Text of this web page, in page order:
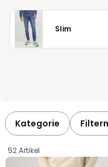
Slim
Kategorie
52 Artikel